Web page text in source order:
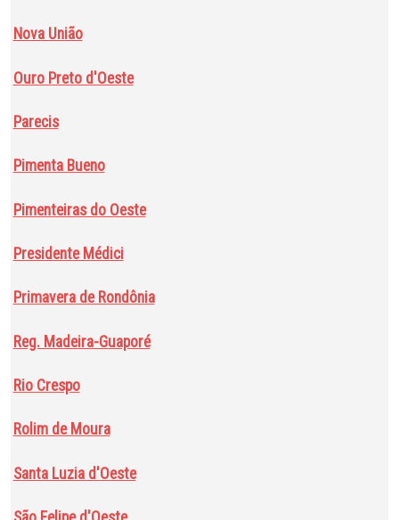
Nova União
Ouro Preto d'Oeste
Parecis
Pimenta Bueno
Pimenteiras do Oeste
Presidente Médici
Primavera de Rondônia
Reg. Madeira-Guaporé
Rio Crespo
Rolim de Moura
Santa Luzia d'Oeste